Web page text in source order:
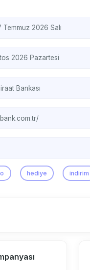
Temmuz 2026 Salı
2026 Pazartesi
Bankası
hediye indirim